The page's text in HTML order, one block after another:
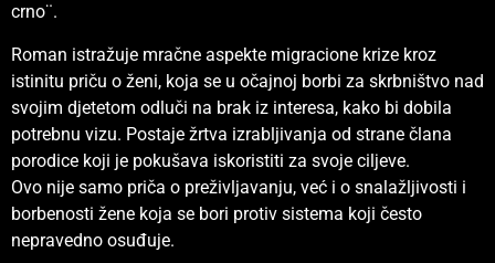
crno¨.
Roman istražuje mračne aspekte migracione krize kroz
istinitu priču o ženi, koja se u očajnoj borbi za skrbništvo nad
svojim djetetom odluči na brak iz interesa, kako bi dobila
potrebnu vizu. Postaje žrtva izrabljivanja od strane člana
porodice koji je pokušava iskoristiti za svoje ciljeve.
Ovo nije samo priča o preživljavanju, već i o snalažljivosti i
borbenosti žene koja se bori protiv sistema koji često
nepravedno osuđuje.